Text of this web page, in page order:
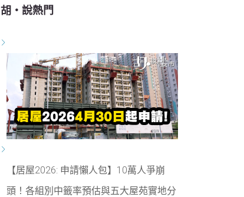
胡‧說熱門
【居屋2026: 申請懶人包】10萬人爭崩
頭！各組別中籤率預估與五大屋苑實地分